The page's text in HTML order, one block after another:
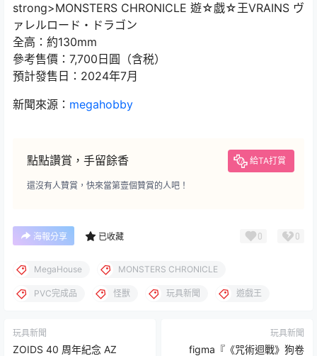
strong>MONSTERS CHRONICLE 遊☆戯☆王VRAINS ヴ
ァレルロード・ドラゴン
全高：約130mm
參考售價：7,700日圓（含税）
預計發售日：2024年7月
新聞來源： megahobby
點點讚賞，手留餘香 給TA打賞
還沒有人贊賞，快來當第壹個贊賞的人吧！
海報分享 已收藏 0 0
MegaHouse MONSTERS CHRONICLE
PVC完成品 怪獸 玩具新聞 遊戲王
玩具新聞
ZOIDS 40 周年紀念 AZ
玩具新聞
figma『《咒術迴戰》狗卷